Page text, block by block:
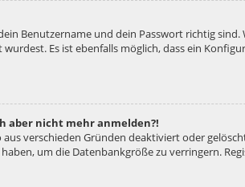
Benutzername und dein Passwort richtig
Es ist ebenfalls möglich, dass ein
aber nicht mehr anmelden?!
verschieden Gründen deaktiviert oder
um die Datenbankgröße zu verringern.